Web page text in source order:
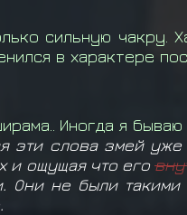
сильную чакру.
в характере
Иногда я
эти слова змей
и ощущая что его
Они не были